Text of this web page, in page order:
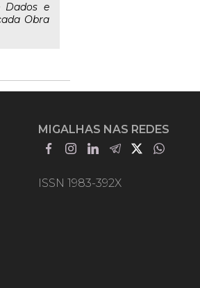
Dados e
Obra
MIGALHAS NAS REDES
ISSN 1983-392X